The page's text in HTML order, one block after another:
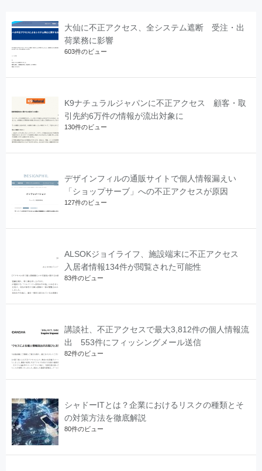
大仙に不正アクセス、全システム遮断 受注・出
荷業務に影響
603件のビュー
K9ナチュラルジャパンに不正アクセス 顧客・取
引先約6万件の情報が流出対象に
130件のビュー
デザインフィルの通販サイトで個人情報漏えい
「ショップサーブ」への不正アクセスが原因
127件のビュー
ALSOKジョイライフ、施設端末に不正アクセス
入居者情報134件が閲覧された可能性
83件のビュー
講談社、不正アクセスで最大3,812件の個人情報流
出 553件にフィッシングメール送信
82件のビュー
シャドーITとは？企業におけるリスクの種類とそ
の対策方法を徹底解説
80件のビュー